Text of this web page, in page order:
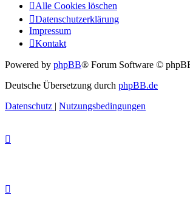
Alle Cookies löschen
Datenschutzerklärung
Impressum
Kontakt
Powered by phpBB® Forum Software ©
Deutsche Übersetzung durch phpBB.de
Datenschutz | Nutzungsbedingungen